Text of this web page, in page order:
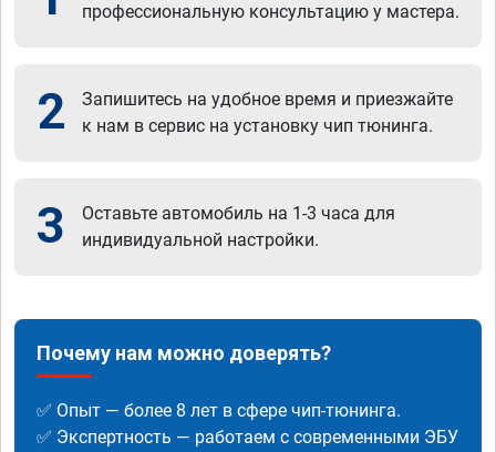
профессиональную консультацию у мастера.
2
Запишитесь на удобное время и приезжайте
к нам в сервис на установку чип тюнинга.
3
Оставьте автомобиль на 1-3 часа для
индивидуальной настройки.
Почему нам можно доверять?
✅ Опыт — более 8 лет в сфере чип-тюнинга.
✅ Экспертность — работаем с современными ЭБУ